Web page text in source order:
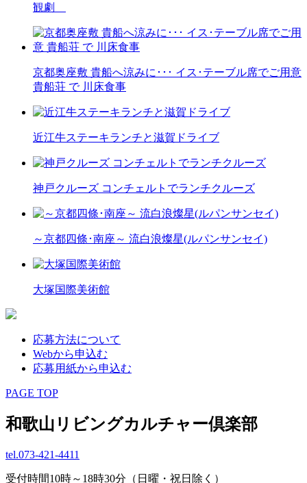
観劇
京都奥座敷 貴船へ涼みに･･･ イス･テーブル席でご用意
貴船荘 で 川床食事
近江牛ステーキランチと滋賀ドライブ
神戸クルーズ コンチェルトでランチクルーズ
～京都四條･南座～ 流白浪燦星(ルパンサンセイ)
大塚国際美術館
応募方法について
Webから申込む
応募用紙から申込む
PAGE TOP
和歌山リビングカルチャー倶楽部
tel.073-421-4411
受付時間10時～18時30分（日曜・祝日除く）